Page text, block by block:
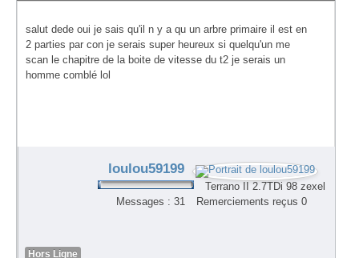
salut dede oui je sais qu'il n y a qu un arbre primaire il est en
2 parties par con je serais super heureux si quelqu'un me
scan le chapitre de la boite de vitesse du t2 je serais un
homme comblé lol
loulou59199
Terrano II 2.7TDi 98 zexel
Messages : 31
Remerciements reçus 0
Hors Ligne